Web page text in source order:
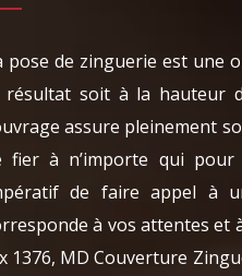
pose de zinguerie est une
résultat soit à la hauteur
assure pleinement
fier à n’importe qui pour
de faire appel à
à vos attentes et
1376, MD Couverture